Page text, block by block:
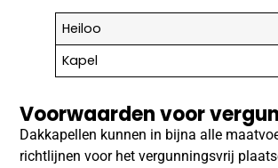
Heiloo
Kapel
Voorwaarden voor
Dakkapellen kunnen in bijna alle
richtlijnen voor het vergunningsvrij